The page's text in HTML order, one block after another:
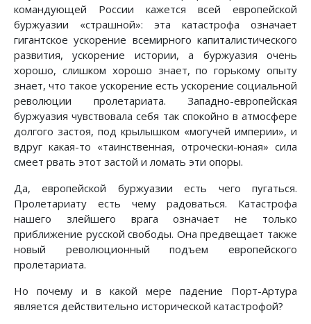
командующей России кажется всей европейской
буржуазии «страшной»: эта катастрофа означает
гигантское ускорение всемирного капиталистического
развития, ускорение истории, а буржуазия очень
хорошо, слишком хорошо знает, по горькому опыту
знает, что такое ускорение есть ускорение социальной
революции пролетариата. Западно-европейская
буржуазия чувствовала себя так спокойно в атмосфере
долгого застоя, под крылышком «могучей империи», и
вдруг какая-то «таинственная, отрочески-юная» сила
смеет рвать этот застой и ломать эти опоры.
Да, европейской буржуазии есть чего пугаться.
Пролетариату есть чему радоваться. Катастрофа
нашего злейшего врага означает не только
приближение русской свободы. Она предвещает также
новый революционный подъем европейского
пролетариата.
Но почему и в какой мере падение Порт-Артура
является действительно исторической катастрофой?